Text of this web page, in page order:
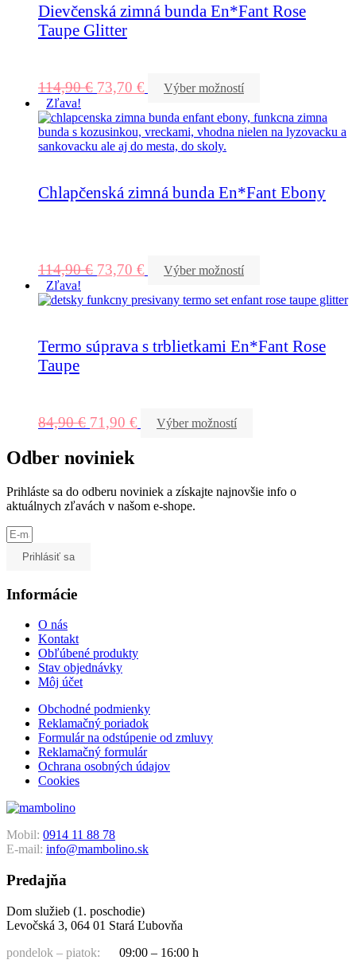
Dievčenská zimná bunda En*Fant Rose
Taupe Glitter
114,90€ 73,70 €
Výber možností
Zľava!
Chlapčenská zimná bunda En*Fant Ebony
114,90€ 73,70 €
Výber možností
Zľava!
Termo súprava s trblietkami En*Fant Rose
Taupe
84,90€ 71,90 € Výber možností
Odber noviniek
Prihláste sa do odberu noviniek a získajte najnovšie info o
aktuálnych zľavách v našom e-shope.
Prihlásiť sa
Informácie
O nás
Kontakt
Obľúbené produkty
Stav objednávky
Môj účet
Obchodné podmienky
Reklamačný poriadok
Formulár na odstúpenie od zmluvy
Reklamačný formulár
Ochrana osobných údajov
Cookies
Mobil: 0914 11 88 78
E-mail: info@mambolino.sk
Predajňa
Dom služieb (1. poschodie)
Levočská 3, 064 01 Stará Ľubovňa
pondelok – piatok:
09:00 – 16:00 h